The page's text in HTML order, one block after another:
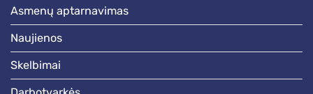
asmenų aptarnavimas
naujienos
skelbimai